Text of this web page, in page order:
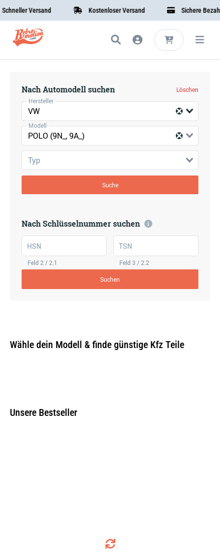
Versand Kostenloser Versand Sichere
Nach Automodell suchen
Löschen
Hersteller
VW
Modell
POLO (9N_, 9A_)
Typ
Suche
Nach Schlüsselnummer suchen
HSN
Feld 2 / 2.1
TSN
Feld 3 / 2.2
Suchen
Wähle dein Modell & finde günstige Kfz Teile
Unsere Bestseller